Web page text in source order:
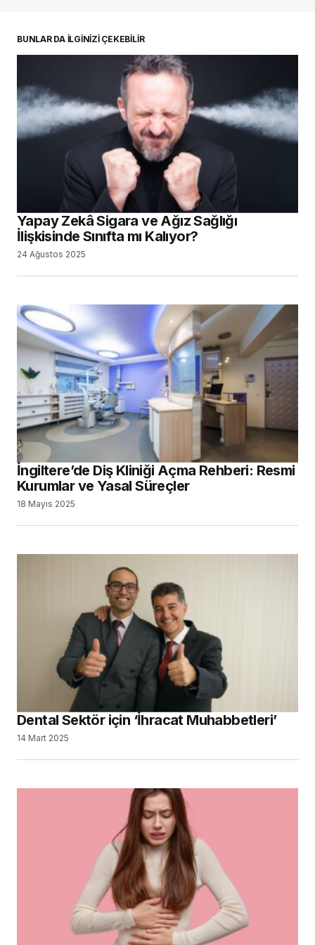
BUNLAR DA İLGİNİZİ ÇEKEBİLİR
Yapay Zekâ Sigara ve Ağız Sağlığı
İlişkisinde Sınıfta mı Kalıyor?
24 Ağustos 2025
İngiltere’de Diş Kliniği Açma Rehberi: Resmi
Kurumlar ve Yasal Süreçler
18 Mayıs 2025
Dental Sektör için ‘İhracat Muhabbetleri’
14 Mart 2025